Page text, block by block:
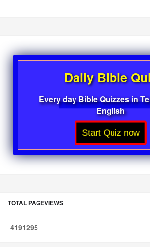
Daily Bible
Every day Bible Quizzes in
English
Start Quiz now
TOTAL PAGEVIEWS
4191295